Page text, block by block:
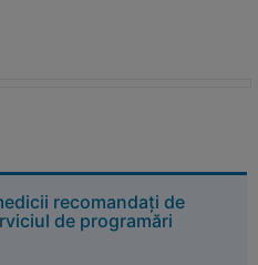
recomandați de
de programări